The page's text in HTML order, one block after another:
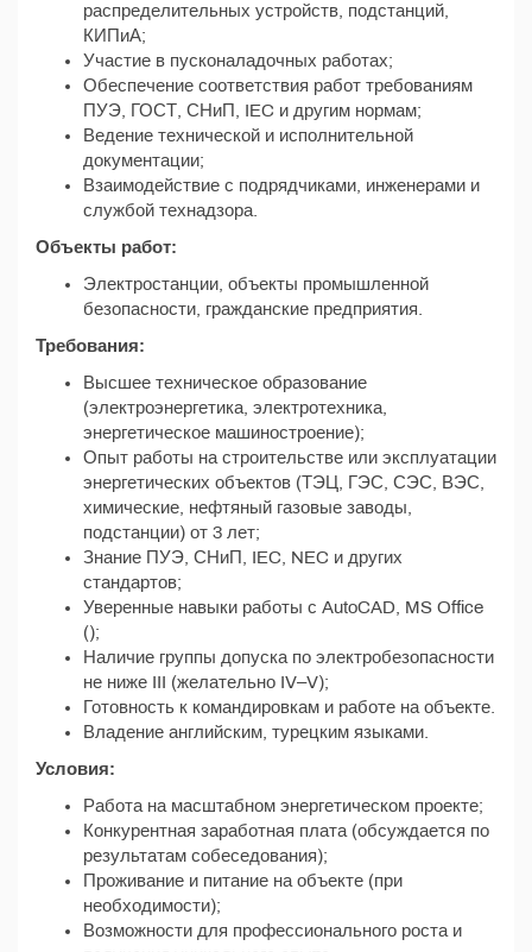
распределительных устройств, подстанций,
КИПиА;
Участие в пусконаладочных работах;
Обеспечение соответствия работ требованиям
ПУЭ, ГОСТ, СНиП, IEC и другим нормам;
Ведение технической и исполнительной
документации;
Взаимодействие с подрядчиками, инженерами и
службой технадзора.
Объекты работ:
Электростанции, объекты промышленной
безопасности, гражданские предприятия.
Требования:
Высшее техническое образование
(электроэнергетика, электротехника,
энергетическое машиностроение);
Опыт работы на строительстве или эксплуатации
энергетических объектов (ТЭЦ, ГЭС, СЭС, ВЭС,
химические, нефтяный газовые заводы,
подстанции) от 3 лет;
Знание ПУЭ, СНиП, IEC, NEC и других
стандартов;
Уверенные навыки работы с AutoCAD, MS Office
();
Наличие группы допуска по электробезопасности
не ниже III (желательно IV–V);
Готовность к командировкам и работе на объекте.
Владение английским, турецким языками.
Условия:
Работа на масштабном энергетическом проекте;
Конкурентная заработная плата (обсуждается по
результатам собеседования);
Проживание и питание на объекте (при
необходимости);
Возможности для профессионального роста и